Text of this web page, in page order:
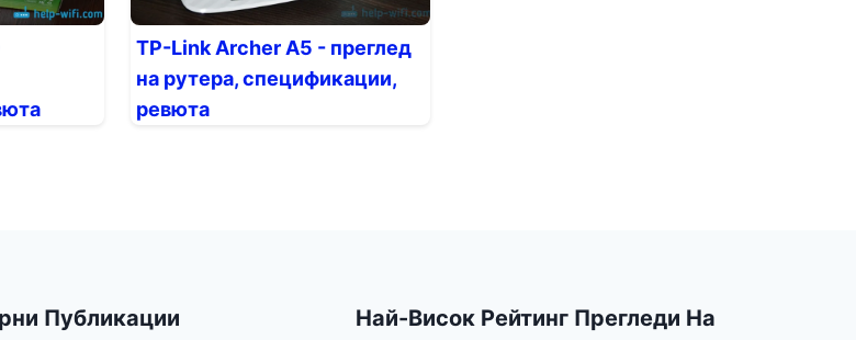
TP-Link Archer A5 - преглед
на рутера, спецификации,
ревюта
Публикации Най-Висок Рейтинг Прегледи На